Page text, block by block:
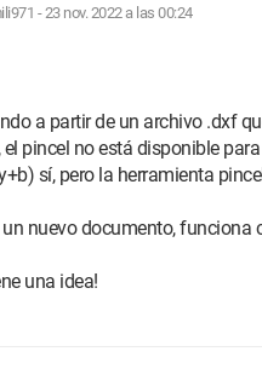
-23 nov. 2022 a las 00:24
a partir de un archivo .dxf
pincel no está disponible
sí, pero la herramienta
nuevo documento, funciona
una idea!